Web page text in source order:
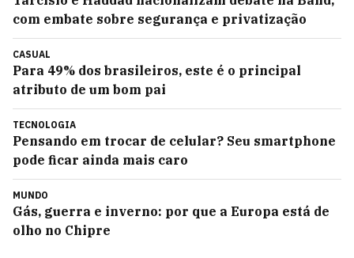
com embate sobre segurança e privatização
CASUAL
Para 49% dos brasileiros, este é o principal
atributo de um bom pai
TECNOLOGIA
Pensando em trocar de celular? Seu smartphone
pode ficar ainda mais caro
MUNDO
Gás, guerra e inverno: por que a Europa está de
olho no Chipre